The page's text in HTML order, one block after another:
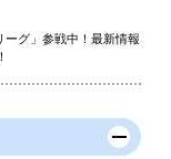
ーグ」参戦中！最新情報